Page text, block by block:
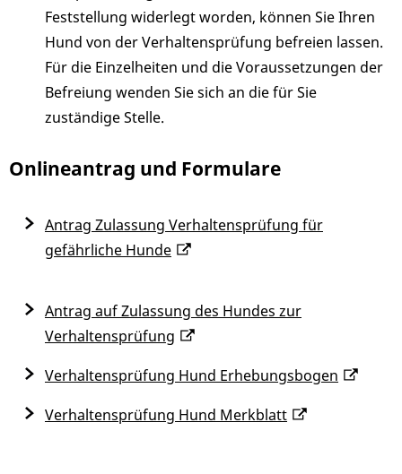
Feststellung widerlegt worden, können Sie Ihren
Hund von der Verhaltensprüfung befreien lassen.
Für die Einzelheiten und die Voraussetzungen der
Befreiung wenden Sie sich an die für Sie
zuständige Stelle.
Onlineantrag und Formulare
Antrag Zulassung Verhaltensprüfung für
gefährliche Hunde
Antrag auf Zulassung des Hundes zur
Verhaltensprüfung
Verhaltensprüfung Hund Erhebungsbogen
Verhaltensprüfung Hund Merkblatt